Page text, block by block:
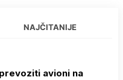
NAJČITANIJE
avioni na